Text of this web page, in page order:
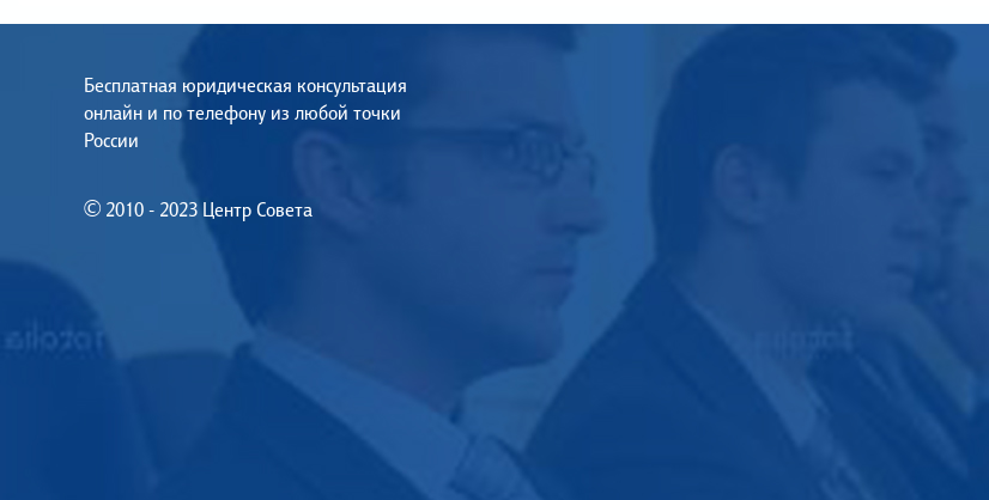
Бесплатная юридическая консультация
онлайн и по телефону из любой точки
России
© 2010 - 2023 Центр Совета